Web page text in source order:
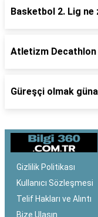
Basketbol 2. Lig ne
Atletizm Decathlon
Güreşçi olmak
Gizlilik Politikası
Kullanıcı Sözleşmesi
Telif Hakları ve Alıntı
Bize Ulaşın